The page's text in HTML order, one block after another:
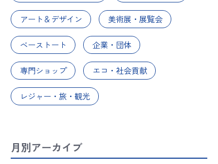
アート＆デザイン 美術展・展覧会
ベーストート 企業・団体
専門ショップ エコ・社会貢献
レジャー・旅・観光
月別アーカイブ